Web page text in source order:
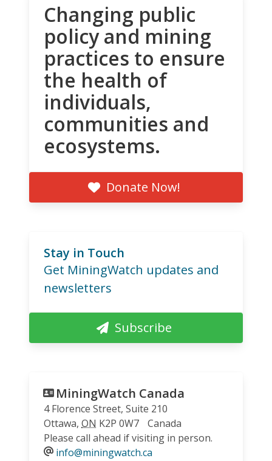
Changing public
policy and mining
practices to ensure
the health of
individuals,
communities and
ecosystems.
Donate Now!
Stay in Touch
Get MiningWatch updates and
newsletters
Subscribe
MiningWatch Canada
4 Florence Street, Suite 210
Ottawa, ON K2P 0W7
Canada
Please call ahead if visiting in person.
info@miningwatch.ca